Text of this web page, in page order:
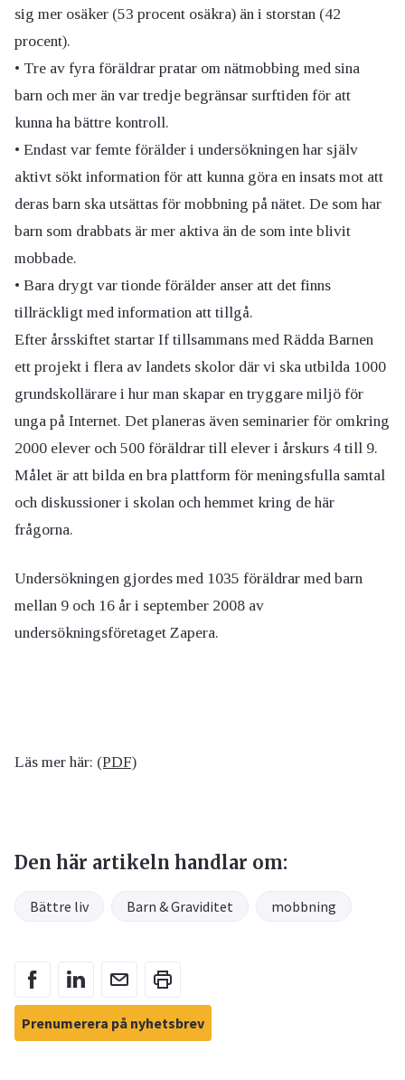
sig mer osäker (53 procent osäkra) än i storstan (42
procent).
• Tre av fyra föräldrar pratar om nätmobbing med sina
barn och mer än var tredje begränsar surftiden för att
kunna ha bättre kontroll.
• Endast var femte förälder i undersökningen har själv
aktivt sökt information för att kunna göra en insats mot att
deras barn ska utsättas för mobbning på nätet. De som har
barn som drabbats är mer aktiva än de som inte blivit
mobbade.
• Bara drygt var tionde förälder anser att det finns
tillräckligt med information att tillgå.
Efter årsskiftet startar If tillsammans med Rädda Barnen
ett projekt i flera av landets skolor där vi ska utbilda 1000
grundskollärare i hur man skapar en tryggare miljö för
unga på Internet. Det planeras även seminarier för omkring
2000 elever och 500 föräldrar till elever i årskurs 4 till 9.
Målet är att bilda en bra plattform för meningsfulla samtal
och diskussioner i skolan och hemmet kring de här
frågorna.
Undersökningen gjordes med 1035 föräldrar med barn
mellan 9 och 16 år i september 2008 av
undersökningsföretaget Zapera.
Läs mer här: (PDF)
Den här artikeln handlar om:
Bättre liv Barn & Graviditet mobbning
Prenumerera på nyhetsbrev